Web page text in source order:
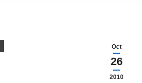
Oct
26
2010